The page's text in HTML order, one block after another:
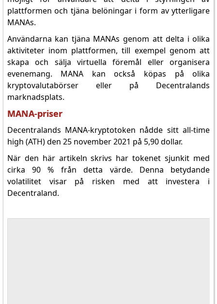
plattformen och tjäna belöningar i form av ytterligare
MANAs.
Användarna kan tjäna MANAs genom att delta i olika
aktiviteter inom plattformen, till exempel genom att
skapa och sälja virtuella föremål eller organisera
evenemang. MANA kan också köpas på olika
kryptovalutabörser eller på Decentralands
marknadsplats.
MANA-priser
Decentralands MANA-kryptotoken nådde sitt all-time
high (ATH) den 25 november 2021 på 5,90 dollar.
När den här artikeln skrivs har tokenet sjunkit med
cirka 90 % från detta värde. Denna betydande
volatilitet visar på risken med att investera i
Decentraland.